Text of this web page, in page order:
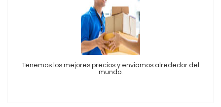
Tenemos los mejores precios y enviamos alrededor del
mundo.